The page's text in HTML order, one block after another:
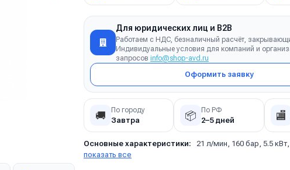
Для юридических лиц и B2B
Работаем с НДС, безналичный расчёт,
Индивидуальные условия для компаний и
запросов info@shop-avd.ru
Оформить заявку
🚚 По городу
Завтра 📦 По РФ
2–5 дней 🏬
Основные характеристики:
21 л/мин, 160 бар, 5.5
показать все